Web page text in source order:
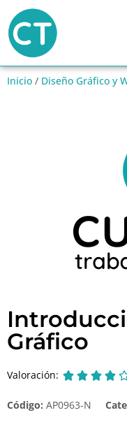
Inicio / Diseño Gráfico y
Gráfico
Valoración:    
Código: AP0963-N